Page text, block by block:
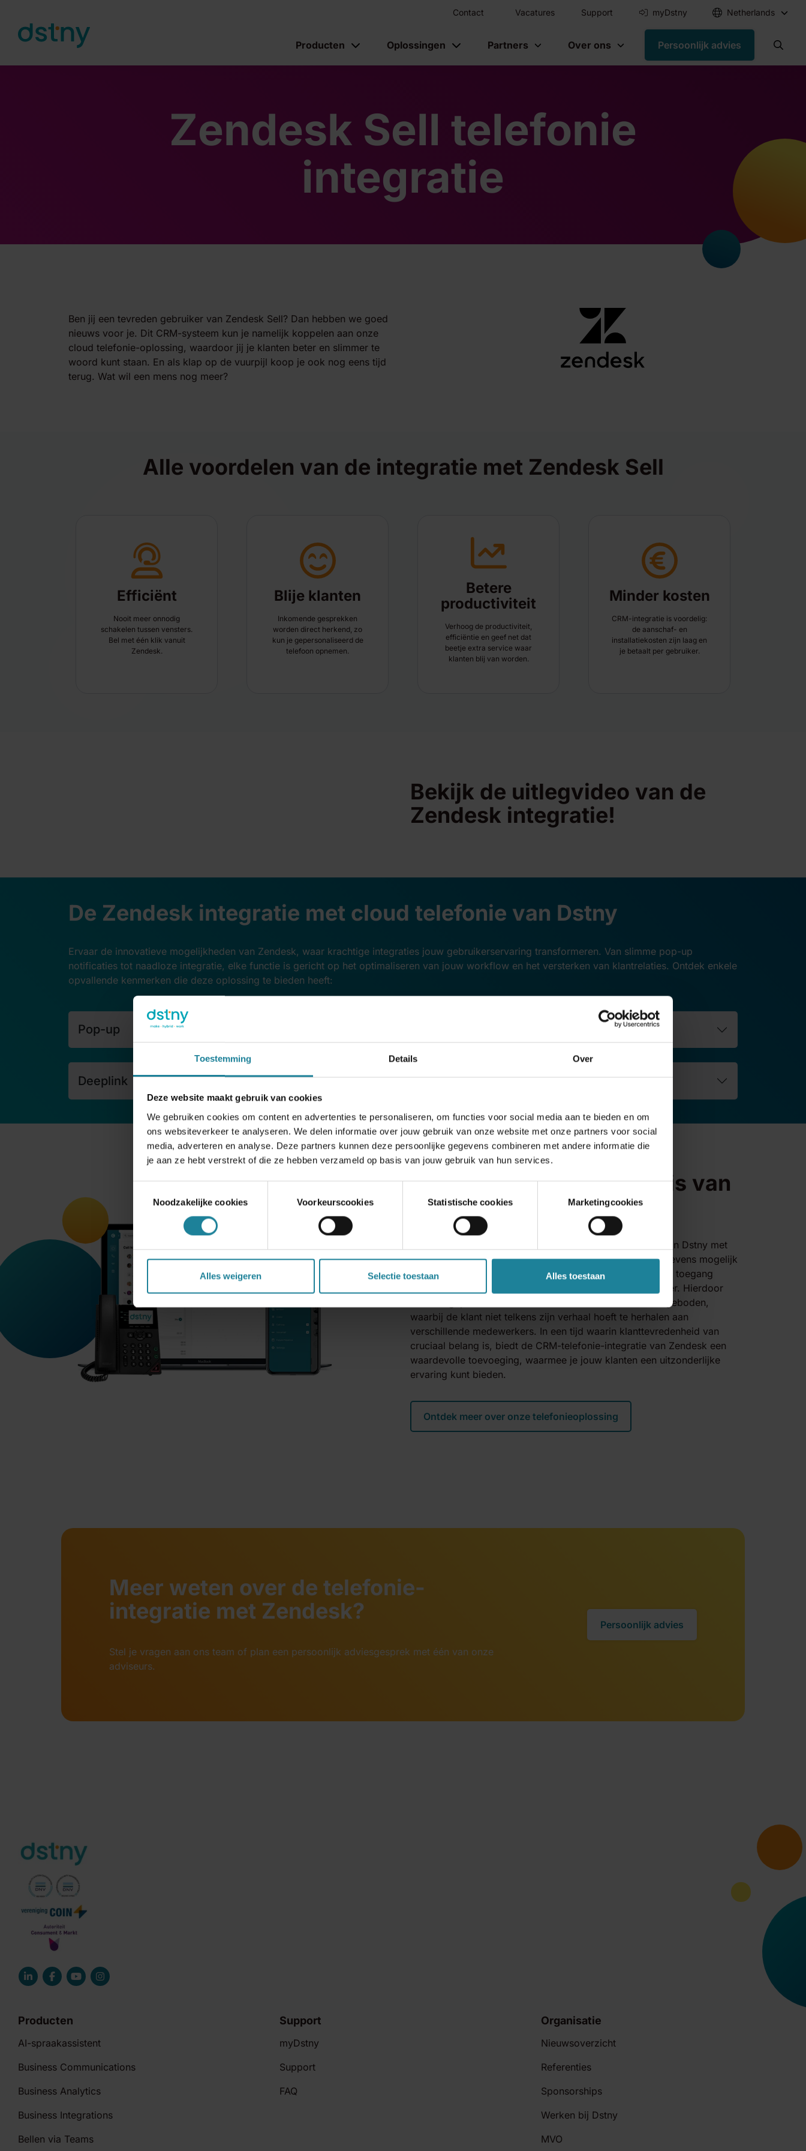
Toestemming Details Over
Deze website maakt gebruik van cookies
We gebruiken cookies om content en advertenties te personaliseren, om functies voor social media aan te bieden en om
ons websiteverkeer te analyseren. We delen informatie over jouw gebruik van onze website met onze partners voor social
media, adverteren en analyse. Deze partners kunnen deze persoonlijke gegevens combineren met andere informatie die
je aan ze hebt verstrekt of die ze hebben verzameld op basis van jouw gebruik van hun services.
Noodzakelijke cookies
Voorkeurscookies Statistische cookies Marketingcookies
Alles weigeren Selectie toestaan Alles toestaan
Skip to content
Contact Vacatures Support myDstny Netherlands
Producten Oplossingen Partners Over ons Persoonlijk advies
Zendesk Sell telefonie
integratie
Ben jij een tevreden gebruiker van Zendesk Sell? Dan hebben we goed
nieuws voor je. Dit CRM-systeem kun je namelijk koppelen aan onze
cloud telefonie-oplossing, waardoor jij je klanten beter en slimmer te
woord kunt staan. En als klap op de vuurpijl koop je ook nog eens tijd
terug. Wat wil een mens nog meer?
Alle voordelen van de integratie met Zendesk Sell
Efficiënt
Nooit meer onnodig
schakelen tussen vensters.
Bel met één klik vanuit
Zendesk.
Blije klanten
Inkomende gesprekken
worden direct herkend, zo
kun je gepersonaliseerd de
telefoon opnemen.
Betere
productiviteit
Verhoog de productiviteit,
efficiëntie en geef net dat
beetje extra service waar
klanten blij van worden.
Minder kosten
CRM-integratie is voordelig:
de aanschaf- en
installatiekosten zijn laag en
je betaalt per gebruiker.
Bekijk de uitlegvideo van de
Zendesk integratie!
De Zendesk integratie met cloud telefonie van Dstny
Ervaar de innovatieve mogelijkheden van Zendesk, waar krachtige integraties jouw gebruikerservaring transformeren. Van slimme pop-up
notificaties tot naadloze integratie, elke functie is gericht op het optimaliseren van jouw workflow en het versterken van klantrelaties. Ontdek enkele
opvallende kenmerken die deze oplossing te bieden heeft:
Pop-up
Deeplink
Cloud telefonie is de basis van
deze integratie
Door het samensmelten van de cloud-telefoniediensten van Dstny met
Zendesk Sell, wordt een naadloze integratie van klantgegevens mogelijk
gemaakt. Dit betekent dat bij elk inkomend gesprek direct toegang
wordt verkregen tot alle relevante informatie over de beller. Hierdoor
kan een gepersonaliseerde en efficiënte service worden geboden,
waarbij de klant niet telkens zijn verhaal hoeft te herhalen aan
verschillende medewerkers. In een tijd waarin klanttevredenheid van
cruciaal belang is, biedt de CRM-telefonie-integratie van Zendesk een
waardevolle toevoeging, waarmee je jouw klanten een uitzonderlijke
ervaring kunt bieden.
Ontdek meer over onze telefonieoplossing
Meer weten over de telefonie-
integratie met Zendesk?
Stel je vragen aan ons team of plan een persoonlijk adviesgesprek met één van onze
adviseurs.
Persoonlijk advies
Producten
AI-spraakassistent
Business Communications
Business Analytics
Business Integrations
Bellen via Teams
Support
myDstny
Support
FAQ
Organisatie
Nieuwsoverzicht
Referenties
Sponsorships
Werken bij Dstny
MVO